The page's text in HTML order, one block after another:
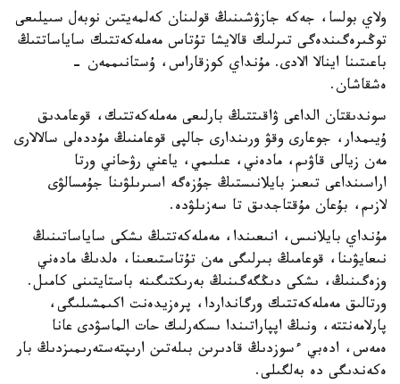
ولاي بولسا، جەكە جازۋشىنىڭ قولىنان كەلمەيتىن نوبەل سىيلىعى
توڭىرەگىندەگى تىرلىك قالايشا تۇتاس مەملەكەتتىك ساياساتتىڭ
باعىتىنا اينالا الادى. مۇنداي كوزقاراس، ۇستانىممەن -
ەشقاشان.
سوندىقتان الداعى ۋاقىتتىڭ بارلىعى مەملەكەتتىك، قوعامدىق
ۇيىمدار، جوعارى وقۋ ورىندارى جالپى قوعامنىڭ مۇددەلى سالالارى
مەن زيالى قاۋىم، مادەني، عىلىمي، ياعني رۋحاني ورتا
اراسىنداعى تىعىز بايلانىستىڭ جۇزەگە اسىرىلۋىنا جۇمسالۋى
لازىم، بۇعان مۇقتاجدىق تا سەزىلۋدە.
مۇنداي بايلانىس، انىعىندا، مەملەكەتتىڭ ىشكى ساياساتىنىڭ
نىعايۋىنا، قوعامىڭ بىرلىگى مەن تۇتاستىعىنا، ەلدىڭ مادەني
وزەگىنىڭ، ىشكى دىڭگەگىنىڭ بەرىكتىگىنە باستايتىنى كامىل.
ورتالىق مەملەكەتتىك ورگانداردا، پرەزيدەنت اكىمشىلىگى،
پارلامەنتتە، ونىڭ اپپاراتىندا ىسكەرلىك حات الماسۋدى عانا
ەمەس، ادەبي ءسوزدىڭ قادىرىن بىلەتىن ارىپتەستەرىمىزدىڭ بار
ەكەندىگى دە بەلگىلى.